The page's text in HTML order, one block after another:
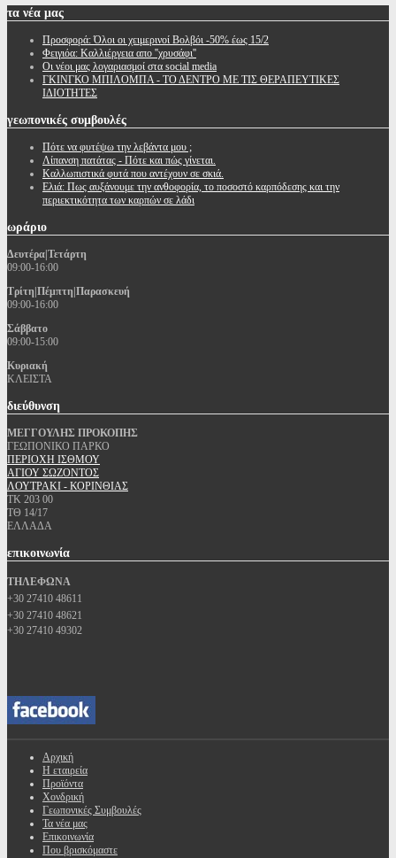
τα νέα μας
Προσφορά: Όλοι οι χειμερινοί Βολβόι -50% έως 15/2
Φειγιόα: Καλλιέργεια απο ''χρυσάφι''
Oι νέοι μας λογαριασμοί στα social media
ΓΚΙΝΓΚΟ ΜΠΙΛΟΜΠΑ - ΤΟ ΔΕΝΤΡΟ ΜΕ ΤΙΣ ΘΕΡΑΠΕΥΤΙΚΕΣ
ΙΔΙΟΤΗΤΕΣ
γεωπονικές συμβουλές
Πότε να φυτέψω την λεβάντα μου ;
Λίπανση πατάτας - Πότε και πώς γίνεται.
Καλλωπιστικά φυτά που αντέχουν σε σκιά.
Ελιά: Πως αυξάνουμε την ανθοφορία, το ποσοστό καρπόδεσης και την
περιεκτικότητα των καρπών σε λάδι
ωράριο
Δευτέρα|Τετάρτη
09:00-16:00
Τρίτη|Πέμπτη|Παρασκευή
09:00-16:00
Σάββατο
09:00-15:00
Κυριακή
ΚΛΕΙΣΤΑ
διεύθυνση
ΜΕΓΓΟΥΛΗΣ ΠΡΟΚΟΠΗΣ
ΓΕΩΠΟΝΙΚΟ ΠΑΡΚΟ
ΠΕΡΙΟΧΗ ΙΣΘΜΟΥ
ΑΓΙΟΥ ΣΩΖΟΝΤΟΣ
ΛΟΥΤΡΑΚΙ - ΚΟΡΙΝΘΙΑΣ
ΤΚ 203 00
ΤΘ 14/17
ΕΛΛΑΔΑ
επικοινωνία
ΤΗΛΕΦΩΝΑ
+30 27410 48611
+30 27410 48621
+30 27410 49302
Αρχική
Η εταιρεία
Προϊόντα
Χονδρική
Γεωπονικές Συμβουλές
Τα νέα μας
Επικοινωνία
Που βρισκόμαστε